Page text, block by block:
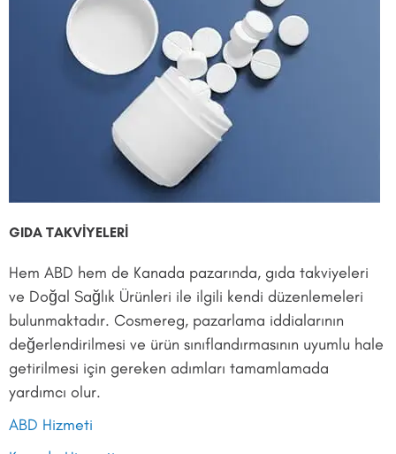
GIDA TAKVİYELERİ
Hem ABD hem de Kanada pazarında, gıda takviyeleri
ve Doğal Sağlık Ürünleri ile ilgili kendi düzenlemeleri
bulunmaktadır. Cosmereg, pazarlama iddialarının
değerlendirilmesi ve ürün sınıflandırmasının uyumlu hale
getirilmesi için gereken adımları tamamlamada
yardımcı olur.
ABD Hizmeti